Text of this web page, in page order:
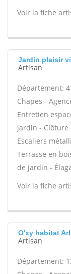
Voir la fiche
Jardin plaisir
Artisan
Département:
Chapes -
Entretien
jardin - Clôture
Escaliers
Terrasse en
de jardin -
Voir la fiche
O'xy habitat
Artisan
Département: